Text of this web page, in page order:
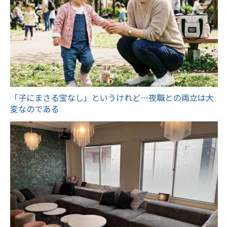
「子にまさる宝なし」というけれど…夜職との両立は大
変なのである